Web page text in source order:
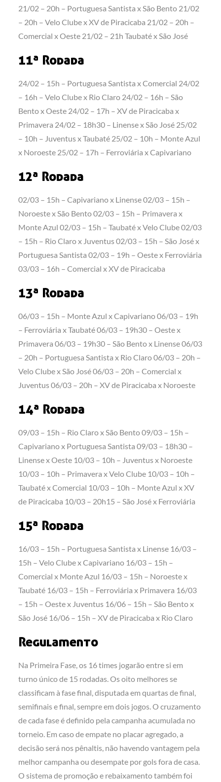
21/02 – 20h – Portuguesa Santista x São Bento 21/02
– 20h – Velo Clube x XV de Piracicaba 21/02 – 20h –
Comercial x Oeste 21/02 – 21h Taubaté x São José
11ª Rodada
24/02 – 15h – Portuguesa Santista x Comercial 24/02
– 16h – Velo Clube x Rio Claro 24/02 – 16h – São
Bento x Oeste 24/02 – 17h – XV de Piracicaba x
Primavera 24/02 – 18h30 – Linense x São José 25/02
– 10h – Juventus x Taubaté 25/02 – 10h – Monte Azul
x Noroeste 25/02 – 17h – Ferroviária x Capivariano
12ª Rodada
02/03 – 15h – Capivariano x Linense 02/03 – 15h –
Noroeste x São Bento 02/03 – 15h – Primavera x
Monte Azul 02/03 – 15h – Taubaté x Velo Clube 02/03
– 15h – Rio Claro x Juventus 02/03 – 15h – São José x
Portuguesa Santista 02/03 – 19h – Oeste x Ferroviária
03/03 – 16h – Comercial x XV de Piracicaba
13ª Rodada
06/03 – 15h – Monte Azul x Capivariano 06/03 – 19h
– Ferroviária x Taubaté 06/03 – 19h30 – Oeste x
Primavera 06/03 – 19h30 – São Bento x Linense 06/03
– 20h – Portuguesa Santista x Rio Claro 06/03 – 20h –
Velo Clube x São José 06/03 – 20h – Comercial x
Juventus 06/03 – 20h – XV de Piracicaba x Noroeste
14ª Rodada
09/03 – 15h – Rio Claro x São Bento 09/03 – 15h –
Capivariano x Portuguesa Santista 09/03 – 18h30 –
Linense x Oeste 10/03 – 10h – Juventus x Noroeste
10/03 – 10h – Primavera x Velo Clube 10/03 – 10h –
Taubaté x Comercial 10/03 – 10h – Monte Azul x XV
de Piracicaba 10/03 – 20h15 – São José x Ferroviária
15ª Rodada
16/03 – 15h – Portuguesa Santista x Linense 16/03 –
15h – Velo Clube x Capivariano 16/03 – 15h –
Comercial x Monte Azul 16/03 – 15h – Noroeste x
Taubaté 16/03 – 15h – Ferroviária x Primavera 16/03
– 15h – Oeste x Juventus 16/06 – 15h – São Bento x
São José 16/06 – 15h – XV de Piracicaba x Rio Claro
Regulamento
Na Primeira Fase, os 16 times jogarão entre si em
turno único de 15 rodadas. Os oito melhores se
classificam à fase final, disputada em quartas de final,
semifinais e final, sempre em dois jogos. O cruzamento
de cada fase é definido pela campanha acumulada no
torneio. Em caso de empate no placar agregado, a
decisão será nos pênaltis, não havendo vantagem pela
melhor campanha ou desempate por gols fora de casa.
O sistema de promoção e rebaixamento também foi